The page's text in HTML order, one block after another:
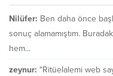
Nilüfer: Ben daha önce
sonuç alamamıştım.
hem...
zeynur: "Ritüelalemi web